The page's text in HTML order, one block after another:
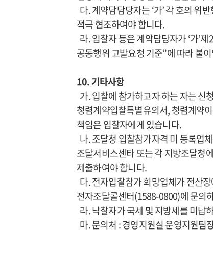
다. 계약담담당자는 ‘가’ 각 호의 위
적극 협조하여야 합니다.
라. 입찰자 등은 계약담당자가 ‘가’
공동행위 고발요청 기준”에 따라 불
10. 기타사항
가. 입찰에 참가하고자 하는 자는 신
청렴계약입찰특별유의서, 청렴계약
책임은 입찰자에게 있습니다.
나. 조달청 입찰참가자격 미 등록업
조달서비스센타 또는 각 지방조달청
제출하여야 합니다.
다. 전자입찰참가 희망업체가 전산
전자조달콜센터(1588-0800)에 문의
라. 낙찰자가 국세 및 지방세를 미납
마. 문의처 : 경영지원실 운영지원